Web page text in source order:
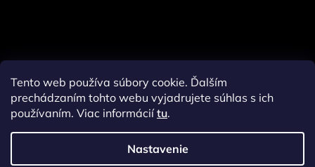
Tento web používa súbory cookie. Ďalším
prechádzaním tohto webu vyjadrujete súhlas s ich
používaním. Viac informáciítu.
Nastavenie